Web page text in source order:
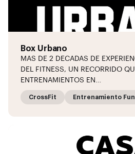
Box Urbano
MAS DE 2 DECADAS DE
DEL FITNESS, UN RECORRIDO
ENTRENAMIENTOS EN…
CrossFit Entrenamiento